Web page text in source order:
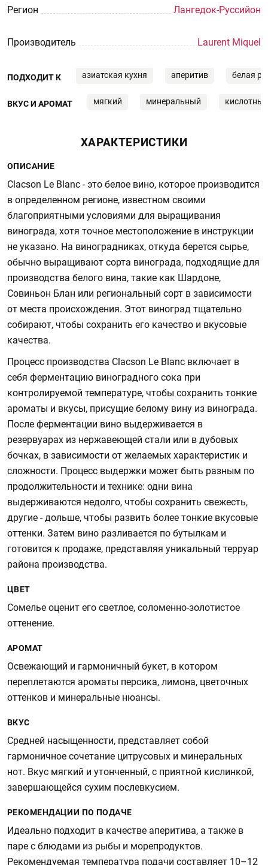
Регион Лангедок-Руссийон
Производитель Laurent Miquel
ПОДХОДИТ К азиатская кухня аперитив белая
ВКУС И АРОМАТ мягкий минеральный кислотный
ХАРАКТЕРИСТИКИ
ОПИСАНИЕ
Clacson Le Blanc - это белое вино, которое производится
в определенном регионе, известном своими
благоприятными условиями для выращивания
винограда, хотя точное местоположение в инструкции
не указано. На виноградниках, откуда берется сырье,
обычно выращивают сорта винограда, подходящие для
производства белого вина, такие как Шардоне,
Совиньон Блан или региональный сорт в зависимости
от места происхождения. Этот виноград тщательно
собирают, чтобы сохранить его качество и вкусовые
качества.
Процесс производства Clacson Le Blanc включает в
себя ферментацию виноградного сока при
контролируемой температуре, чтобы сохранить тонкие
ароматы и вкусы, присущие белому вину из винограда.
После ферментации вино выдерживается в
резервуарах из нержавеющей стали или в дубовых
бочках, в зависимости от желаемых характеристик и
сложности. Процесс выдержки может быть разным по
продолжительности и технике: одни вина
выдерживаются недолго, чтобы сохранить свежесть,
другие - дольше, чтобы развить более тонкие вкусовые
оттенки. Затем вино разливается по бутылкам и
готовится к продаже, представляя уникальный терруар
района производства.
ЦВЕТ
Сомелье оценит его светлое, соломенно-золотистое
оттенение.
АРОМАТ
Освежающий и гармоничный букет, в котором
переплетаются ароматы персика, лимона, цветочных
оттенков и минеральные нюансы.
ВКУС
Средней насыщенности, представляет собой
гармоничное сочетание цитрусовых и минеральных
нот. Вкус мягкий и утонченный, с приятной кислинкой,
завершающейся сухим послевкусием.
РЕКОМЕНДАЦИИ ПО ПОДАЧЕ
Идеально подходит в качестве аперитива, а также в
паре с блюдами из рыбы и морепродуктов.
Рекомендуемая температура подачи составляет 10–12